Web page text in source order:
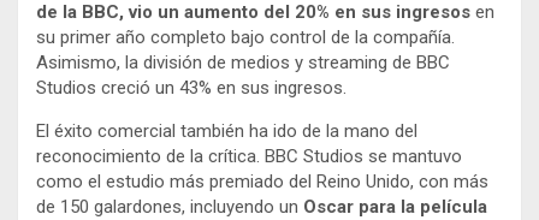
de la BBC, vio un aumento del 20% en sus ingresos en
su primer año completo bajo control de la compañía.
Asimismo, la división de medios y streaming de BBC
Studios creció un 43% en sus ingresos.
El éxito comercial también ha ido de la mano del
reconocimiento de la crítica. BBC Studios se mantuvo
como el estudio más premiado del Reino Unido, con más
de 150 galardones, incluyendo un Oscar para la película